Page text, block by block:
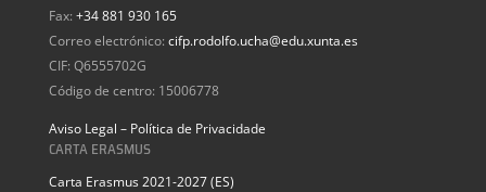
Fax: +34 881 930 165
Correo electrónico: cifp.rodolfo.ucha@edu.xunta.es
CIF: Q6555702G
Código de centro: 15006778
Aviso Legal – Política de Privacidade
CARTA ERASMUS
Carta Erasmus 2021-2027 (ES)